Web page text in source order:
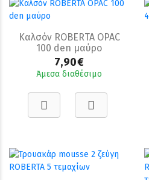
Καλσόν ROBERTA OPAC
100 den μαύρο
7,90€
Άμεσα διαθέσιμο